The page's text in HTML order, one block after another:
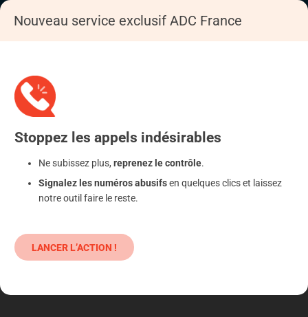
Nouveau service exclusif ADC France
Stoppez les appels indésirables
Ne subissez plus, reprenez le contrôle.
Signalez les numéros abusifsen quelques clics et laissez
notre outil faire le reste.
LANCER L’ACTION !